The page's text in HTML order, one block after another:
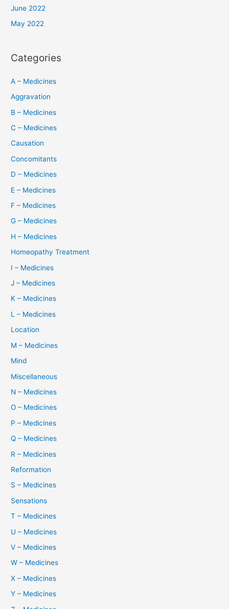
June 2022
May 2022
Categories
A – Medicines
Aggravation
B – Medicines
C – Medicines
Causation
Concomitants
D – Medicines
E – Medicines
F – Medicines
G – Medicines
H – Medicines
Homeopathy Treatment
I – Medicines
J – Medicines
K – Medicines
L – Medicines
Location
M – Medicines
Mind
Miscellaneous
N – Medicines
O – Medicines
P – Medicines
Q – Medicines
R – Medicines
Reformation
S – Medicines
Sensations
T – Medicines
U – Medicines
V – Medicines
W – Medicines
X – Medicines
Y – Medicines